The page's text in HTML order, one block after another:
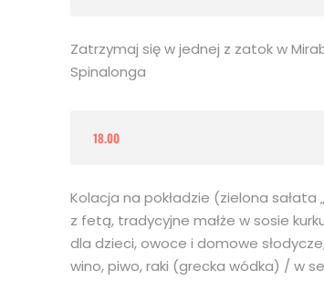
Zatrzymaj się w jednej z zatok w
Spinalonga
18.00
Kolacja na pokładzie (zielona sałata
z fetą, tradycyjne małże w sosie
dla dzieci, owoce i domowe
wino, piwo, raki (grecka wódka) / w